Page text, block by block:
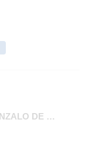
FOTOS 1º PRIMARIA GONZALO DE BERCEO